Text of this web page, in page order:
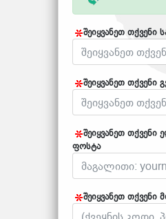
შეიყვანეთ თქვენი
შეიყვანეთ თქვენი
შეიყვანეთ
ფოსტა
შეიყვანეთ თქვენი